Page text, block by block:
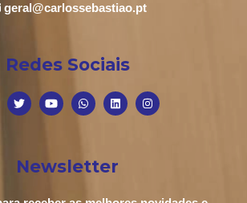
geral@carlossebastiao.pt
Redes Sociais
Newsletter